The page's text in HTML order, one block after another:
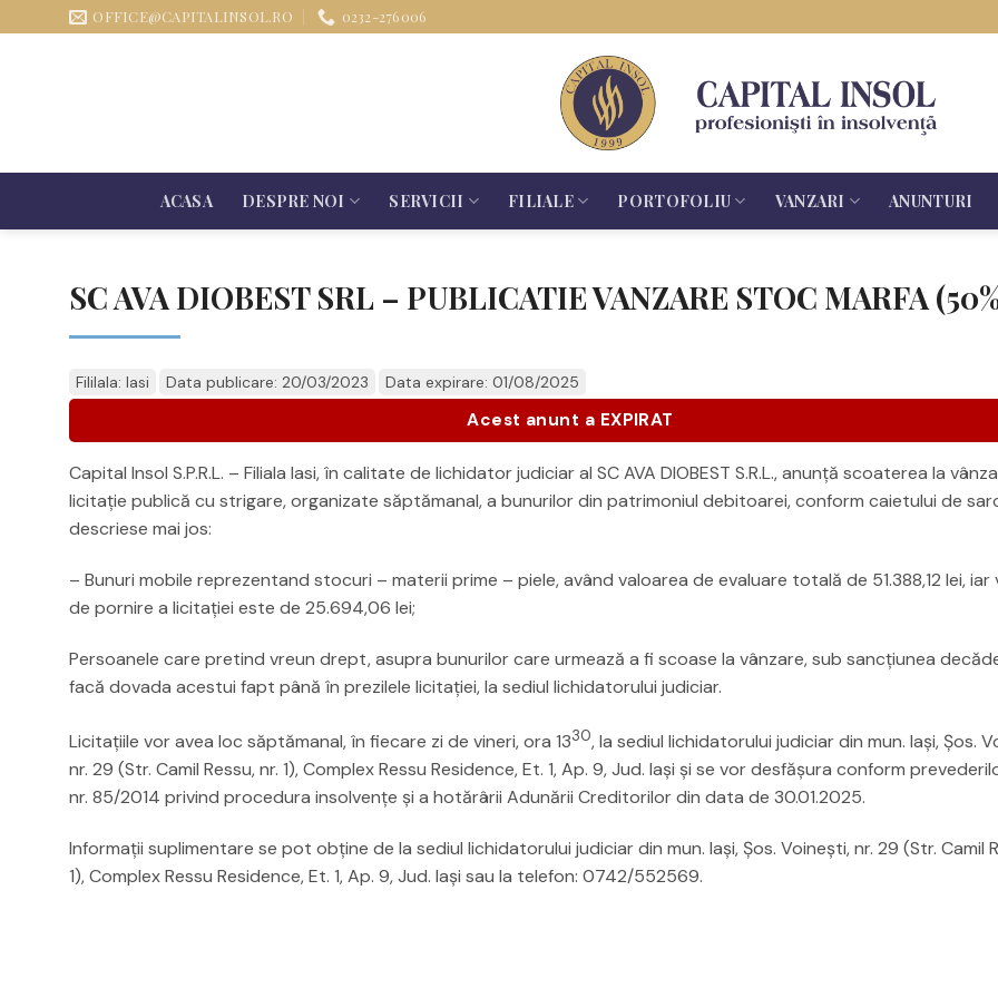
OFFICE@CAPITALINSOL.RO 0232-276006
ACASA DESPRE NOI SERVICII FILIALE PORTOFOLIU VANZARI ANUNTURI
SC AVA DIOBEST SRL – PUBLICATIE VANZARE STOC MARFA
Fililala: Iasi Data publicare: 20/03/2023 Data expirare: 01/08/2025
Acest anunt a EXPIRAT
Capital Insol S.P.R.L. – Filiala Iasi, în calitate de lichidator judiciar al SC AVA DIOBEST S.R.L., anunţă scoaterea la
licitaţie publică cu strigare, organizate săptămanal, a bunurilor din patrimoniul debitoarei, conform caietului de
descriese mai jos:
– Bunuri mobile reprezentand stocuri – materii prime – piele, având valoarea de evaluare totală de 51.388,12 lei, iar
de pornire a licitaţiei este de 25.694,06 lei;
Persoanele care pretind vreun drept, asupra bunurilor care urmează a fi scoase la vânzare, sub sancţiunea
facă dovada acestui fapt până în prezilele licitaţiei, la sediul lichidatorului judiciar.
Licitaţiile vor avea loc săptămanal, în fiecare zi de vineri, ora 1330, la sediul lichidatorului judiciar din mun. Iaşi, Șos.
nr. 29 (Str. Camil Ressu, nr. 1), Complex Ressu Residence, Et. 1, Ap. 9, Jud. Iași şi se vor desfăşura conform
nr. 85/2014 privind procedura insolvenţe şi a hotărârii Adunării Creditorilor din data de 30.01.2025.
Informaţii suplimentare se pot obţine de la sediul lichidatorului judiciar din mun. Iaşi, Șos. Voinești, nr. 29 (Str. Camil
1), Complex Ressu Residence, Et. 1, Ap. 9, Jud. Iași sau la telefon: 0742/552569.